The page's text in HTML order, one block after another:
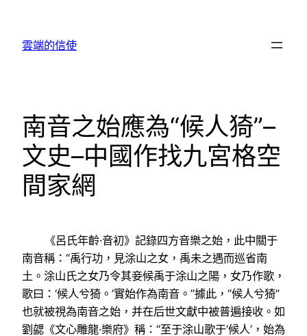
雲端的信使
南音之始應為“候人猗”–
文史–中國作找九宮格空
間家網
《呂氏年齡·音初》記錄四方音樂之始，此中關于
南音稱：“禹行功，見涂山之女，禹未之遇而巡省南
土。涂山氏之女乃令其妾候禹于涂山之陽，女乃作歌，
歌曰：‘候人兮猗。’實始作為南音。”據此，“候人兮猗”
也就被視為南音之始，并在后世文獻中被普遍接收。如
劉勰《文心雕龍·樂府》稱：“至于涂山歌于‘候人’，始為